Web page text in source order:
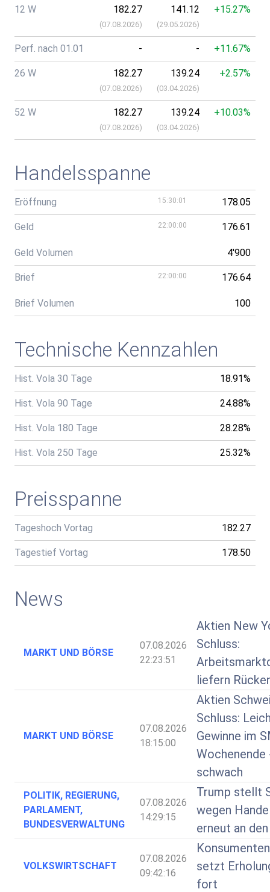
12 W 182.27
(07.08.2026)
141.12
(29.05.2026)
+15.27%
Perf. nach 01.01 - - +11.67%
26 W 182.27
(07.08.2026)
139.24
(03.04.2026)
+2.57%
52 W 182.27
(07.08.2026)
139.24
(03.04.2026)
+10.03%
Handelsspanne
Eröffnung 15:30:01 178.05
Geld 22:00:00 176.61
Geld Volumen 4'900
Brief 22:00:00 176.64
Brief Volumen 100
Technische Kennzahlen
Hist. Vola 30 Tage 18.91%
Hist. Vola 90 Tage 24.88%
Hist. Vola 180 Tage 28.28%
Hist. Vola 250 Tage 25.32%
Preisspanne
Tageshoch Vortag 182.27
Tagestief Vortag 178.50
News
MARKT UND BÖRSE
07.08.2026
22:23:51
Aktien New
Schluss:
liefern
MARKT UND BÖRSE
07.08.2026
18:15:00
Aktien
Schluss:
Gewinne im
Wochenende
schwach
POLITIK, REGIERUNG,
PARLAMENT,
BUNDESVERWALTUNG
07.08.2026
14:29:15
Trump stellt
wegen
erneut an
VOLKSWIRTSCHAFT
07.08.2026
09:42:16
setzt
fort